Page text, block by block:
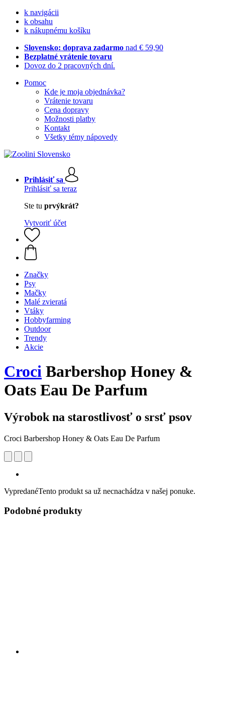
k navigácii
k obsahu
k nákupnému košíku
Slovensko: doprava zadarmo nad € 59,90
Bezplatné vrátenie tovaru
Dovoz do 2 pracovných dní.
Pomoc
Kde je moja objednávka?
Vrátenie tovaru
Cena dopravy
Možnosti platby
Kontakt
Všetky témy nápovedy
Prihlásiť sa
Prihlásiť sa teraz
Ste tu prvýkrát?
Vytvoriť účet
Značky
Psy
Mačky
Malé zvieratá
Vtáky
Hobbyfarming
Outdoor
Trendy
Akcie
Croci Barbershop Honey &
Oats Eau De Parfum
Výrobok na starostlivosť o srsť psov
Croci Barbershop Honey & Oats Eau De Parfum
VypredanéTento produkt sa už necnachádza v našej ponuke.
Podobné produkty